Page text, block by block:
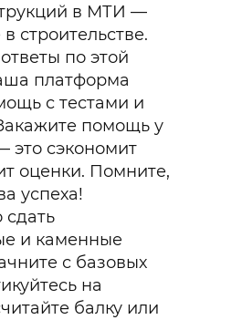
в МТИ —
строительстве.
по этой
платформа
с тестами и
помощь у
это сэкономит
оценки. Помните,
успеха!
и каменные
с базовых
на
балку или